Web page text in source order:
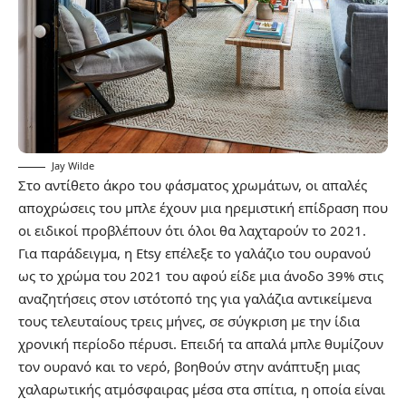
Jay Wilde
Στο αντίθετο άκρο του φάσματος χρωμάτων, οι απαλές
αποχρώσεις του μπλε έχουν μια ηρεμιστική επίδραση που
οι ειδικοί προβλέπουν ότι όλοι θα λαχταρούν το 2021.
Για παράδειγμα, η Etsy επέλεξε το γαλάζιο του ουρανού
ως το χρώμα του 2021 του αφού είδε μια άνοδο 39% στις
αναζητήσεις στον ιστότοπό της για γαλάζια αντικείμενα
τους τελευταίους τρεις μήνες, σε σύγκριση με την ίδια
χρονική περίοδο πέρυσι. Επειδή τα απαλά μπλε θυμίζουν
τον ουρανό και το νερό, βοηθούν στην ανάπτυξη μιας
χαλαρωτικής ατμόσφαιρας μέσα στα σπίτια, η οποία είναι